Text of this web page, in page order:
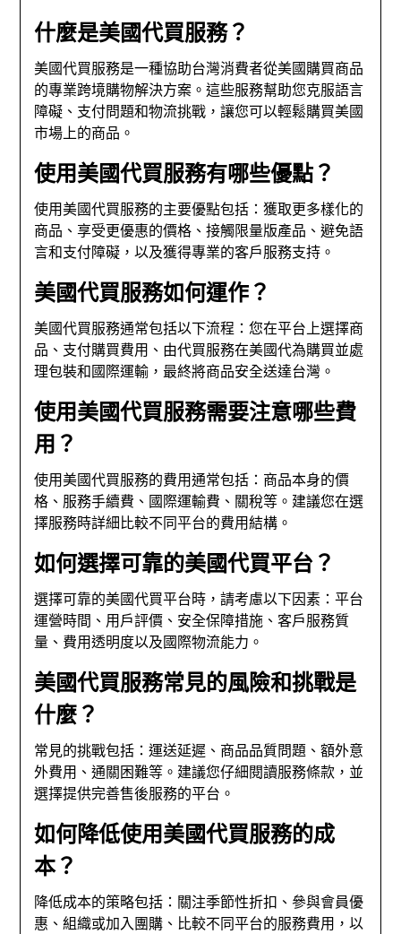
什麼是美國代買服務？
美國代買服務是一種協助台灣消費者從美國購買商品
的專業跨境購物解決方案。這些服務幫助您克服語言
障礙、支付問題和物流挑戰，讓您可以輕鬆購買美國
市場上的商品。
使用美國代買服務有哪些優點？
使用美國代買服務的主要優點包括：獲取更多樣化的
商品、享受更優惠的價格、接觸限量版產品、避免語
言和支付障礙，以及獲得專業的客戶服務支持。
美國代買服務如何運作？
美國代買服務通常包括以下流程：您在平台上選擇商
品、支付購買費用、由代買服務在美國代為購買並處
理包裝和國際運輸，最終將商品安全送達台灣。
使用美國代買服務需要注意哪些費
用？
使用美國代買服務的費用通常包括：商品本身的價
格、服務手續費、國際運輸費、關稅等。建議您在選
擇服務時詳細比較不同平台的費用結構。
如何選擇可靠的美國代買平台？
選擇可靠的美國代買平台時，請考慮以下因素：平台
運營時間、用戶評價、安全保障措施、客戶服務質
量、費用透明度以及國際物流能力。
美國代買服務常見的風險和挑戰是
什麼？
常見的挑戰包括：運送延遲、商品品質問題、額外意
外費用、通關困難等。建議您仔細閱讀服務條款，並
選擇提供完善售後服務的平台。
如何降低使用美國代買服務的成
本？
降低成本的策略包括：關注季節性折扣、參與會員優
惠、組織或加入團購、比較不同平台的服務費用，以